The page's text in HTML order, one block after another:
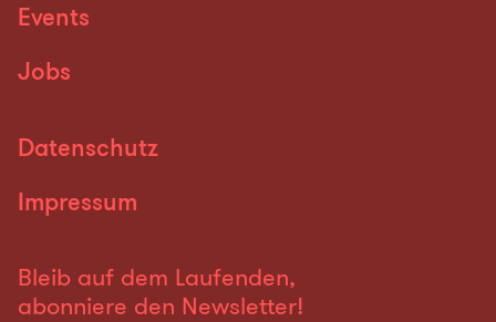
Events
Jobs
Datenschutz
Impressum
Bleib auf dem Laufenden,
abonniere den Newsletter!